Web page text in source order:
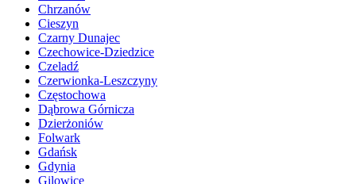
Chrzanów
Cieszyn
Czarny Dunajec
Czechowice-Dziedzice
Czeladź
Czerwionka-Leszczyny
Częstochowa
Dąbrowa Górnicza
Dzierżoniów
Folwark
Gdańsk
Gdynia
Gilowice